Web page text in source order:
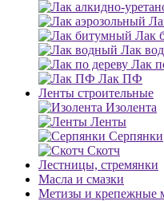
Лак
Лак
Лак
Лак ПФ
Ленты строительные
Изолента
Ленты
Серпянки
Скотч
Лестницы, стремянки
Масла и смазки
Метизы и крепежные